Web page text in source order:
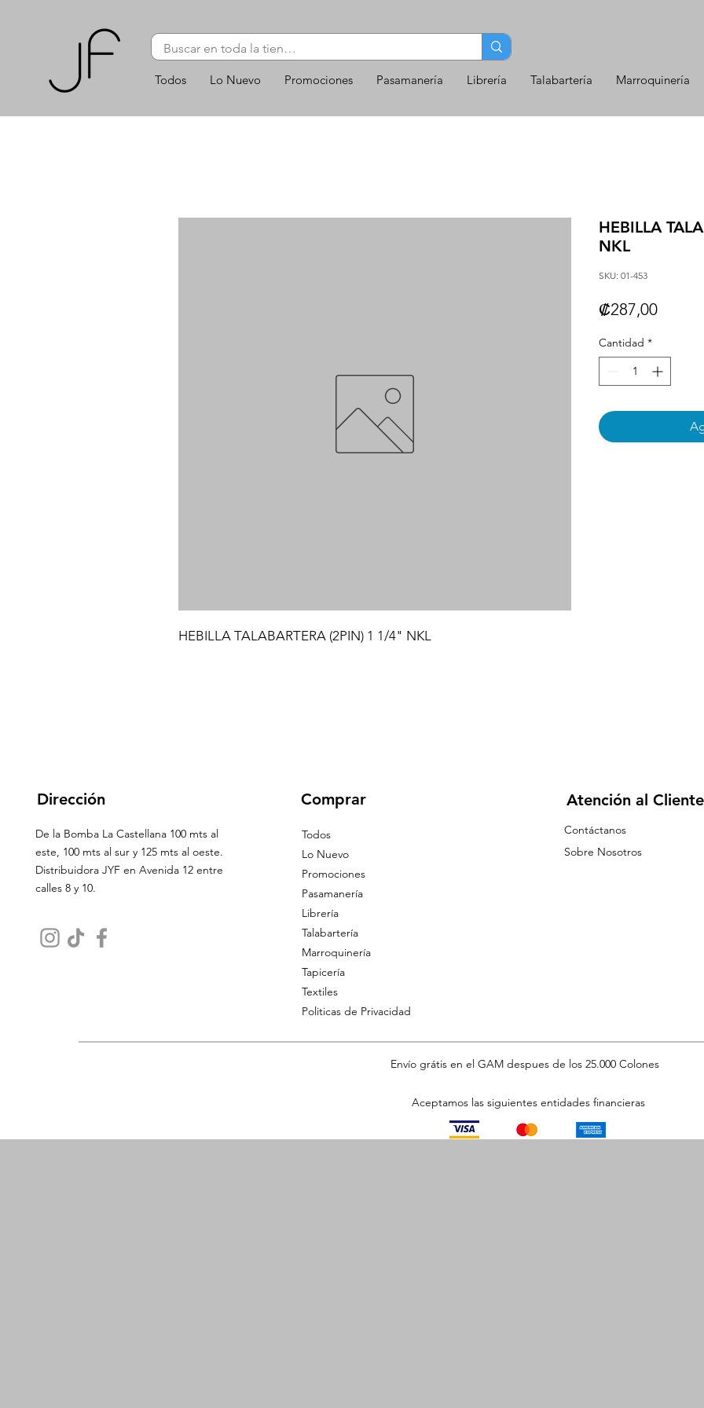
Todos Lo Nuevo Promociones Pasamanería Librería Talabartería Marroquinería
HEBILLA TALABARTERA (2PIN) 1 1/4" NKL
HEBILLA
NKL
SKU: 01-453
₡287,00Precio
Cantidad *
Dirección
De la Bomba La Castellana 100 mts al
este, 100 mts al sur y 125 mts al oeste.
Distribuidora JYF en Avenida 12 entre
calles 8 y 10.
Comprar
Todos
Lo Nuevo
Promociones
Pasamanería
Librería
Talabartería
Marroquinería
Tapicería
Textiles
Politicas de Privacidad
Atención al Cliente
Contáctanos
Sobre Nosotros
Envío grátis en el GAM despues de los 25.000 Colones
Aceptamos las siguientes entidades financieras